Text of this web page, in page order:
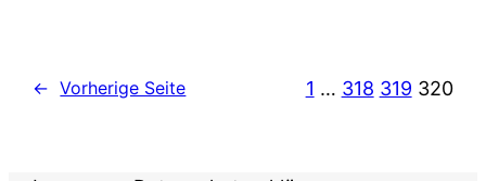
← Vorherige Seite 1 … 318 319 320